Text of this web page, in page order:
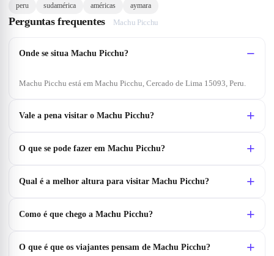
peru sudamérica américas aymara
Perguntas frequentes Machu Picchu
Onde se situa Machu Picchu?
Machu Picchu está em Machu Picchu, Cercado de Lima 15093, Peru.
Vale a pena visitar o Machu Picchu?
O que se pode fazer em Machu Picchu?
Qual é a melhor altura para visitar Machu Picchu?
Como é que chego a Machu Picchu?
O que é que os viajantes pensam de Machu Picchu?